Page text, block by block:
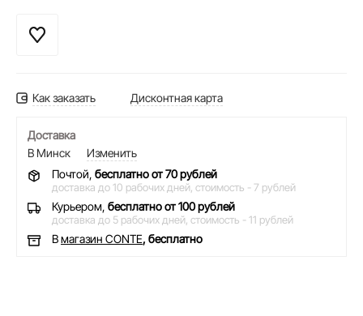
Как заказать Дисконтная карта
Доставка
В Минск
Изменить
Почтой, бесплатно от 70 рублей
доставка до 10 рабочих дней, стоимость - 7 рублей
Курьером, бесплатно от 100 рублей
доставка до 5 рабочих дней, стоимость - 11 рублей
Вмагазин CONTE, бесплатно